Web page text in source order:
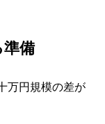
準備
万円規模の差が